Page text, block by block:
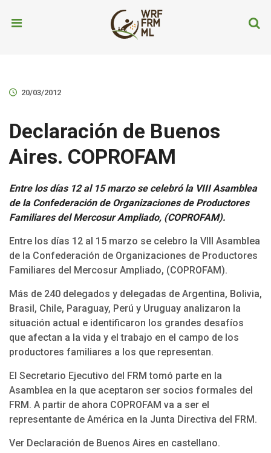
20/03/2012
Declaración de Buenos
Aires. COPROFAM
Entre los días 12 al 15 marzo se celebró la VIII Asamblea
de la Confederación de Organizaciones de Productores
Familiares del Mercosur Ampliado, (COPROFAM).
Entre los días 12 al 15 marzo se celebro la VIII Asamblea
de la Confederación de Organizaciones de Productores
Familiares del Mercosur Ampliado, (COPROFAM).
Más de 240 delegados y delegadas de Argentina, Bolivia,
Brasil, Chile, Paraguay, Perú y Uruguay analizaron la
situación actual e identificaron los grandes desafíos
que afectan a la vida y el trabajo en el campo de los
productores familiares a los que representan.
El Secretario Ejecutivo del FRM tomó parte en la
Asamblea en la que aceptaron ser socios formales del
FRM. A partir de ahora COPROFAM va a ser el
representante de América en la Junta Directiva del FRM.
Ver Declaración de Buenos Aires en castellano.